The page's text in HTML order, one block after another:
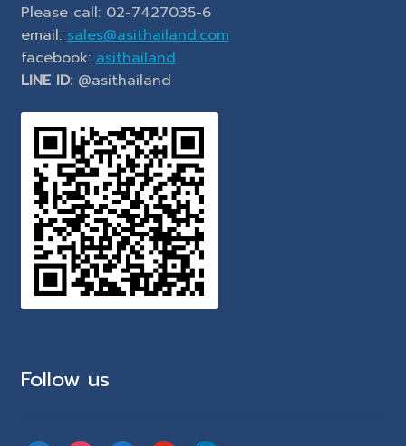
Please call: 02-7427035-6
email: sales@asithailand.com
facebook: asithailand
LINE ID:@asithailand
Follow us